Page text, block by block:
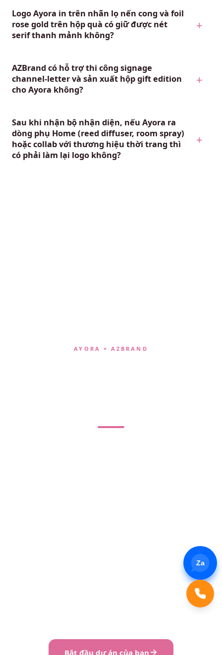
Logo Ayora in trên nhãn lọ nến cong và foil
rose gold trên hộp quà có giữ được nét
serif thanh mảnh không?
AZBrand có hỗ trợ thi công signage
channel-letter và sản xuất hộp gift edition
cho Ayora không?
Sau khi nhận bộ nhận diện, nếu Ayora ra
dòng phụ Home (reed diffuser, room spray)
hoặc collab với thương hiệu thời trang thì
có phải làm lại logo không?
AYORA × AZBRAND
ở đây có một thương hiệu coi mùi hương không phải
món hàng để bán, mà là một cách ai đó tự nói
chuyện với bản thân lúc cuối ngày. Đó là thứ
AZBrand dựng cùng Ayora, một nhận diện đủ thanh
thoát để in trên một hangtag 5x8cm, đủ chắc để
Bắt đầu dự án của bạn
Za